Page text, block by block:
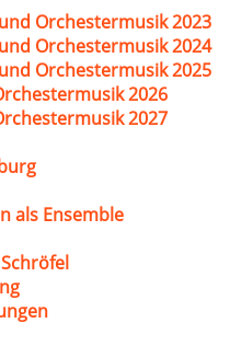
Orchestermusik 2023
Orchestermusik 2024
Orchestermusik 2025
2026
2027
als Ensemble